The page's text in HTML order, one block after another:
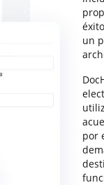
un
por